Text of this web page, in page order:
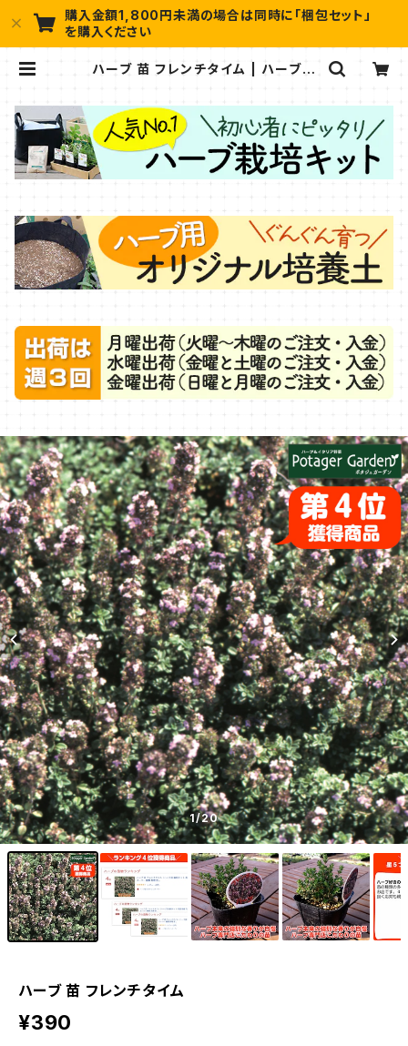
購入金額1,800円未満の場合は同時に「梱包セット」
を購入ください
ハーブ 苗 フレンチタイム | ハーブ苗
1/20
ハーブ 苗 フレンチタイム
¥390